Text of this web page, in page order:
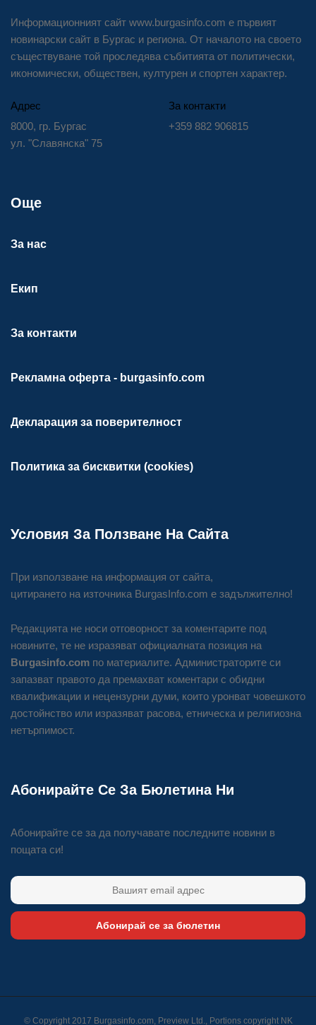
Информационният сайт www.burgasinfo.com е първият
новинарски сайт в Бургас и региона. От началото на своето
съществуване той проследява събитията от политически,
икономически, обществен, културен и спортен характер.
Адрес
8000, гр. Бургас
ул. "Славянска" 75
За контакти
+359 882 906815
Още
За нас
Екип
За контакти
Рекламна оферта - burgasinfo.com
Декларация за поверителност
Политика за бисквитки (cookies)
Условия За Ползване На Сайта
При използване на информация от сайта,
цитирането на източника BurgasInfo.com е задължително!
Редакцията не носи отговорност за коментарите под
новините, те не изразяват официалната позиция на
Burgasinfo.com по материалите. Администраторите си
запазват правото да премахват коментари с обидни
квалификации и нецензурни думи, които уронват човешкото
достойнство или изразяват расова, етническа и религиозна
нетърпимост.
Абонирайте Се За Бюлетина Ни
Абонирайте се за да получавате последните новини в
пощата си!
Абонирай се за бюлетин
© Copyright 2017 Burgasinfo.com, Preview Ltd., Portions copyright NK